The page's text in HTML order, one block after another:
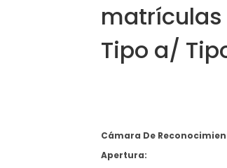
matrículas
Tipo a/
Cámara De
Apertura: